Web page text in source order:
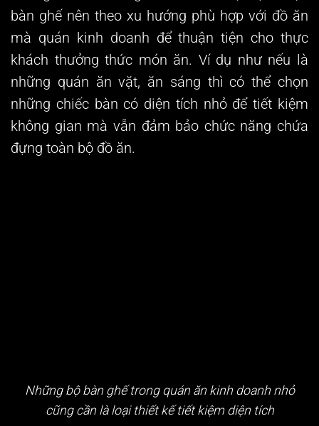
bàn ghế nên theo xu hướng phù hợp với đồ ăn
mà quán kinh doanh để thuận tiện cho thực
khách thưởng thức món ăn. Ví dụ như nếu là
những quán ăn vặt, ăn sáng thì có thể chọn
những chiếc bàn có diện tích nhỏ để tiết kiệm
không gian mà vẫn đảm bảo chức năng chứa
đựng toàn bộ đồ ăn.
Những bộ bàn ghế trong quán ăn kinh doanh nhỏ
cũng cần là loại thiết kế tiết kiệm diện tích